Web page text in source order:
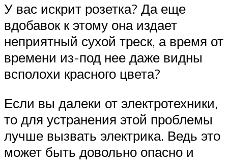
У вас искрит розетка? Да еще
вдобавок к этому она издает
неприятный сухой треск, а время от
времени из-под нее даже видны
всполохи красного цвета?
Если вы далеки от электротехники,
то для устранения этой проблемы
лучше вызвать электрика. Ведь это
может быть довольно опасно и